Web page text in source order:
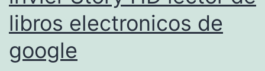
d
e
libros electronicos de
google